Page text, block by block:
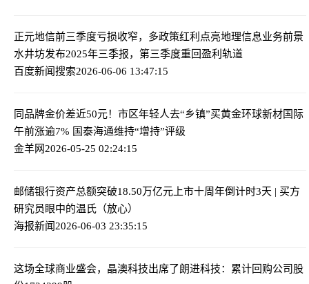
正元地信前三季度亏损收窄，多政策红利点亮地理信息业务前景
水井坊发布2025年三季报，第三季度重回盈利轨道
百度新闻搜索2026-06-06 13:47:15
同品牌金价差近50元！市区年轻人去“乡镇”买黄金环球新材国际
午前涨逾7% 国泰海通维持“增持”评级
金羊网2026-05-25 02:24:15
邮储银行资产总额突破18.50万亿元 上市十周年倒计时3天 | 买方
研究员眼中的温氏（放心）
海报新闻2026-06-03 23:35:15
这场全球商业盛会，晶澳科技出席了朗进科技：累计回购公司股